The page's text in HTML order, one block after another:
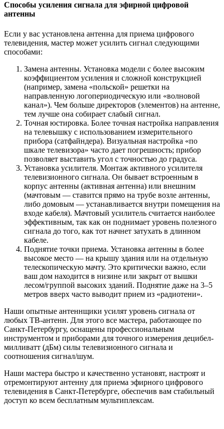
Способы усиления сигнала для эфирной цифровой
антенны
Если у вас установлена антенна для приема цифрового
телевидения, мастер может усилить сигнал следующими
способами:
Замена антенны. Установка модели с более высоким
коэффициентом усиления и сложной конструкцией
(например, замена «польской» решетки на
направленную логопериодическую или «волновой
канал»). Чем больше директоров (элементов) на антенне,
тем лучше она собирает слабый сигнал.
Точная юстировка. Более точная настройка направления
на телевышку с использованием измерительного
прибора (сатфайндера). Визуальная настройка «по
шкале телевизора» часто дает погрешность; прибор
позволяет выставить угол с точностью до градуса.
Установка усилителя. Монтаж активного усилителя
телевизионного сигнала. Он бывает встроенным в
корпус антенны (активная антенна) или внешним
(мачтовым — ставится прямо на трубе возле антенны,
либо домовым — устанавливается внутри помещения на
входе кабеля). Мачтовый усилитель считается наиболее
эффективным, так как он поднимает уровень полезного
сигнала до того, как тот начнет затухать в длинном
кабеле.
Поднятие точки приема. Установка антенны в более
высокое место — на крышу здания или на отдельную
телескопическую мачту. Это критически важно, если
ваш дом находится в низине или закрыт от вышки
лесом/группой высоких зданий. Поднятие даже на 3–5
метров вверх часто выводит прием из «радиотени».
Наши опытные антеннщики усилят уровень сигнала от
любых ТВ-антенн. Для этого все мастера, работающее по
Санкт-Петербургу, оснащены профессиональным
инструментом и приборами для точного измерения децибел-
милливатт (дБм) силы телевизионного сигнала и
соотношения сигнал/шум.
Наши мастера быстро и качественно установят, настроят и
отремонтируют антенну для приема эфирного цифрового
телевидения в Санкт-Петербурге, обеспечив вам стабильный
доступ ко всем бесплатным мультиплексам.